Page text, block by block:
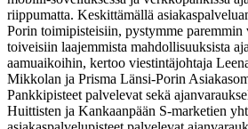
riippumatta. Keskittämällä
Porin toimipisteisiin, pystymme paremmin
toiveisiin laajemmista mahdollisuuksista
aamuaikoihin, kertoo viestintäjohtaja
Mikkolan ja Prisma Länsi-Porin
Pankkipisteet palvelevat sekä
Huittisten ja Kankaanpään S-marketien